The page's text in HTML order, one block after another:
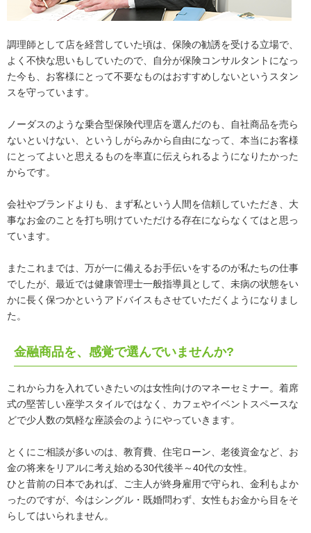
調理師として店を経営していた頃は、保険の勧誘を受ける立場で、
よく不快な思いもしていたので、自分が保険コンサルタントになっ
た今も、お客様にとって不要なものはおすすめしないというスタン
スを守っています。
ノーダスのような乗合型保険代理店を選んだのも、自社商品を売ら
ないといけない、というしがらみから自由になって、本当にお客様
にとってよいと思えるものを率直に伝えられるようになりたかった
からです。
会社やブランドよりも、まず私という人間を信頼していただき、大
事なお金のことを打ち明けていただける存在にならなくてはと思っ
ています。
またこれまでは、万が一に備えるお手伝いをするのが私たちの仕事
でしたが、最近では健康管理士一般指導員として、未病の状態をい
かに長く保つかというアドバイスもさせていただくようになりまし
た。
金融商品を、感覚で選んでいませんか?
これから力を入れていきたいのは女性向けのマネーセミナー。着席
式の堅苦しい座学スタイルではなく、カフェやイベントスペースな
どで少人数の気軽な座談会のようにやっていきます。
とくにご相談が多いのは、教育費、住宅ローン、老後資金など、お
金の将来をリアルに考え始める30代後半～40代の女性。
ひと昔前の日本であれば、ご主人が終身雇用で守られ、金利もよか
ったのですが、今はシングル・既婚問わず、女性もお金から目をそ
らしてはいられません。